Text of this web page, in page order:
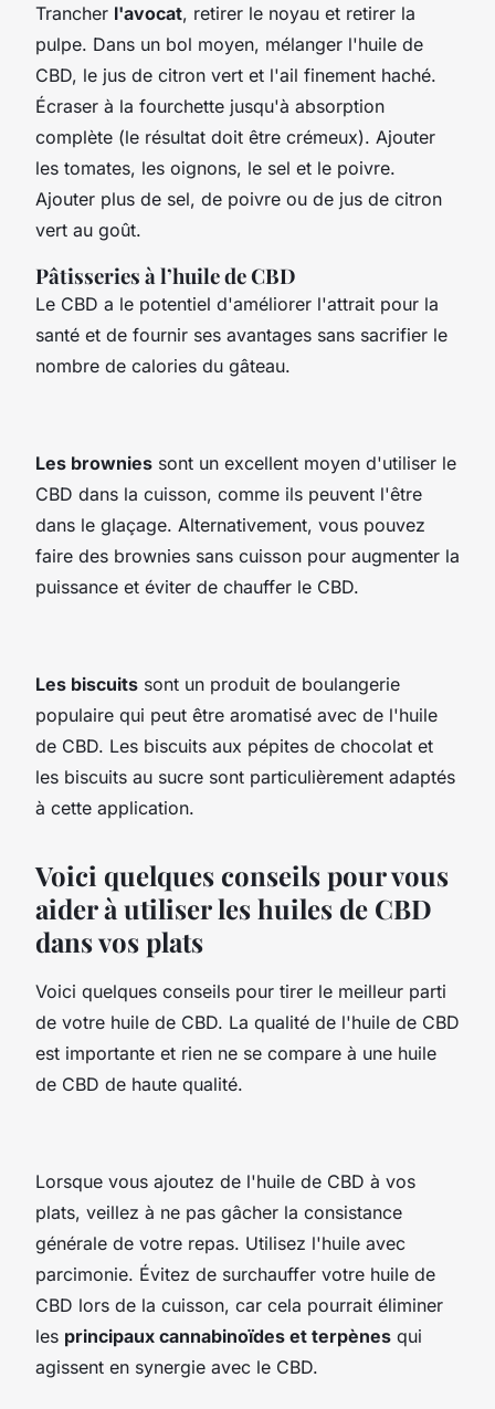
Trancher l'avocat, retirer le noyau et retirer la
pulpe. Dans un bol moyen, mélanger l'huile de
CBD, le jus de citron vert et l'ail finement haché.
Écraser à la fourchette jusqu'à absorption
complète (le résultat doit être crémeux). Ajouter
les tomates, les oignons, le sel et le poivre.
Ajouter plus de sel, de poivre ou de jus de citron
vert au goût.
Pâtisseries à l’huile de CBD
Le CBD a le potentiel d'améliorer l'attrait pour la
santé et de fournir ses avantages sans sacrifier le
nombre de calories du gâteau.
Les brownies sont un excellent moyen d'utiliser le
CBD dans la cuisson, comme ils peuvent l'être
dans le glaçage. Alternativement, vous pouvez
faire des brownies sans cuisson pour augmenter la
puissance et éviter de chauffer le CBD.
Les biscuits sont un produit de boulangerie
populaire qui peut être aromatisé avec de l'huile
de CBD. Les biscuits aux pépites de chocolat et
les biscuits au sucre sont particulièrement adaptés
à cette application.
Voici quelques conseils pour vous
aider à utiliser les huiles de CBD
dans vos plats
Voici quelques conseils pour tirer le meilleur parti
de votre huile de CBD. La qualité de l'huile de CBD
est importante et rien ne se compare à une huile
de CBD de haute qualité.
Lorsque vous ajoutez de l'huile de CBD à vos
plats, veillez à ne pas gâcher la consistance
générale de votre repas. Utilisez l'huile avec
parcimonie. Évitez de surchauffer votre huile de
CBD lors de la cuisson, car cela pourrait éliminer
les principaux cannabinoïdes et terpènes qui
agissent en synergie avec le CBD.